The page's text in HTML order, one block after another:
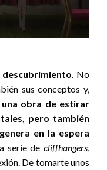
. No
sus conceptos y,
una obra de estirar
pero también
en la espera
serie de cliffhangers
De tomarte unos